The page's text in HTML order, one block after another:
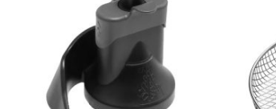
Fritteuse GH80610012B ActiFry
Fritteuse AL80000012CActiFry